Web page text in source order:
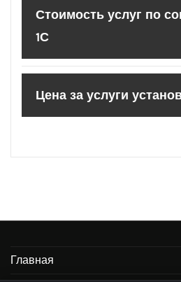
Стоимость услуг по
1С
Цена за услуги
Главная